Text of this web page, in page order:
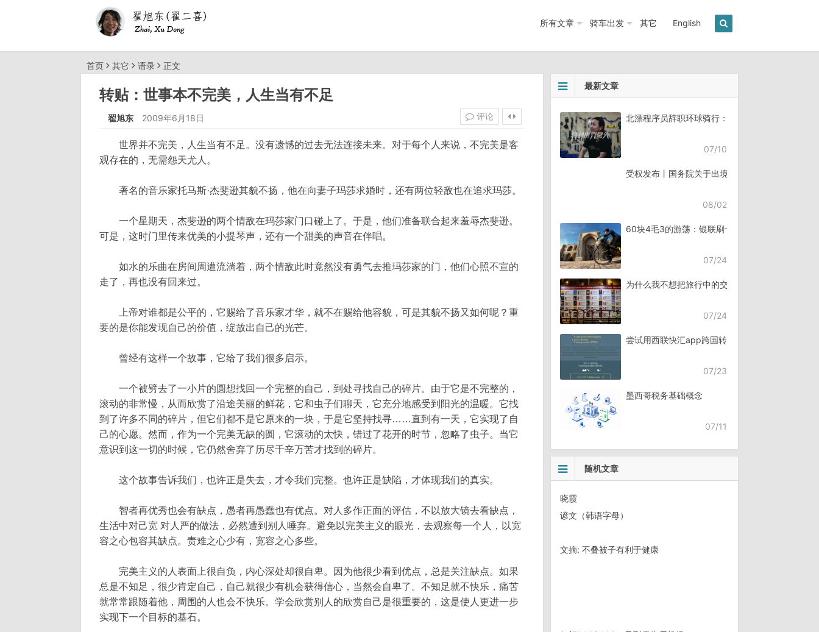
所有文章 骑车出发 其它 English
首页 其它 语录 正文
转贴：世事本不完美，人生当有不足
翟旭东 2009年6月18日 评论
世界并不完美，人生当有不足。没有遗憾的过去无法连接未来。对于每个人来说，不完美是客
观存在的，无需怨天尤人。
著名的音乐家托马斯·杰斐逊其貌不扬，他在向妻子玛莎求婚时，还有两位轻敌也在追求玛莎。
一个星期天，杰斐逊的两个情敌在玛莎家门口碰上了。于是，他们准备联合起来羞辱杰斐逊。
可是，这时门里传来优美的小提琴声，还有一个甜美的声音在伴唱。
如水的乐曲在房间周遭流淌着，两个情敌此时竟然没有勇气去推玛莎家的门，他们心照不宣的
走了，再也没有回来过。
上帝对谁都是公平的，它赐给了音乐家才华，就不在赐给他容貌，可是其貌不扬又如何呢？重
要的是你能发现自己的价值，绽放出自己的光芒。
曾经有这样一个故事，它给了我们很多启示。
一个被劈去了一小片的圆想找回一个完整的自己，到处寻找自己的碎片。由于它是不完整的，
滚动的非常慢，从而欣赏了沿途美丽的鲜花，它和虫子们聊天，它充分地感受到阳光的温暖。它找
到了许多不同的碎片，但它们都不是它原来的一块，于是它坚持找寻……直到有一天，它实现了自
己的心愿。然而，作为一个完美无缺的圆，它滚动的太快，错过了花开的时节，忽略了虫子。当它
意识到这一切的时候，它仍然舍弃了历尽千辛万苦才找到的碎片。
这个故事告诉我们，也许正是失去，才令我们完整。也许正是缺陷，才体现我们的真实。
智者再优秀也会有缺点，愚者再愚蠢也有优点。对人多作正面的评估，不以放大镜去看缺点，
生活中对己宽 对人严的做法，必然遭到别人唾弃。避免以完美主义的眼光，去观察每一个人，以宽
容之心包容其缺点。责难之心少有，宽容之心多些。
完美主义的人表面上很自负，内心深处却很自卑。因为他很少看到优点，总是关注缺点。如果
总是不知足，很少肯定自己，自己就很少有机会获得信心，当然会自卑了。不知足就不快乐，痛苦
就常常跟随着他，周围的人也会不快乐。学会欣赏别人的欣赏自己是很重要的，这是使人更进一步
实现下一个目标的基石。
最新文章
北漂程序员辞职环球骑行：7年骑行45个国家《骑
07/10
受权发布丨国务院关于出境入境管理的规定
08/02
60块4毛3的游荡：银联刷卡失败，却扣了钱
07/24
为什么我不想把旅行中的交流，全都交给AI？
07/24
尝试用西联快汇app跨国转账
07/23
墨西哥税务基础概念
07/11
随机文章
晓霞
谚文（韩语字母）
文摘: 不叠被子有利于健康